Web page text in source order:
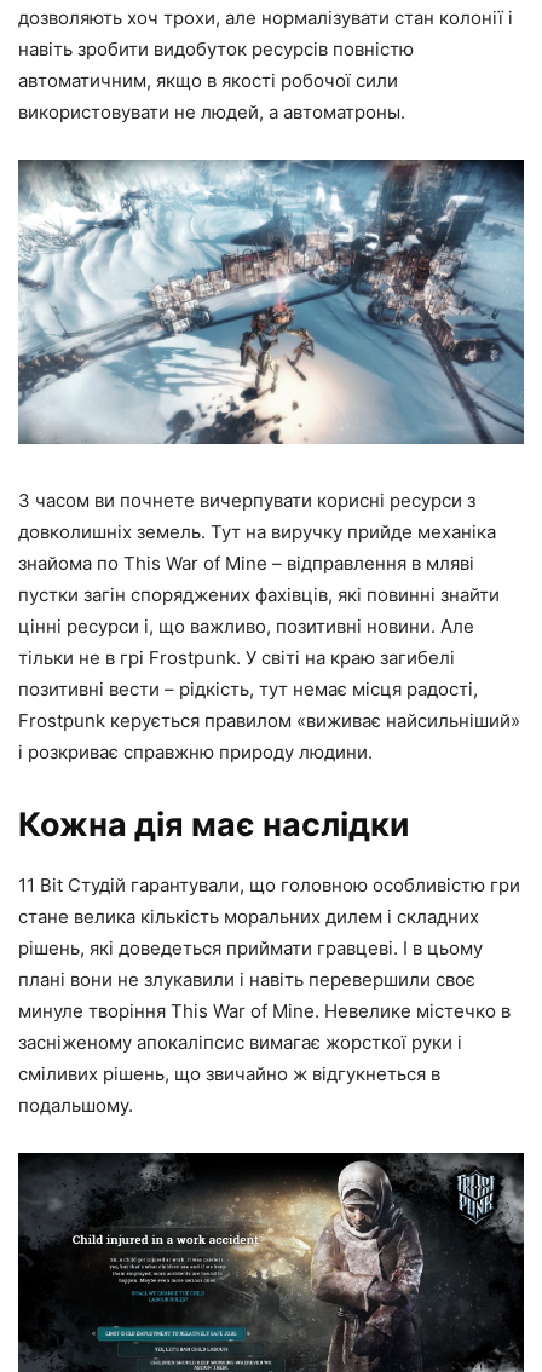
дозволяють хоч трохи, але нормалізувати стан колонії і
навіть зробити видобуток ресурсів повністю
автоматичним, якщо в якості робочої сили
використовувати не людей, а автоматроны.
З часом ви почнете вичерпувати корисні ресурси з
довколишніх земель. Тут на виручку прийде механіка
знайома по This War of Mine – відправлення в мляві
пустки загін споряджених фахівців, які повинні знайти
цінні ресурси і, що важливо, позитивні новини. Але
тільки не в грі Frostpunk. У світі на краю загибелі
позитивні вести – рідкість, тут немає місця радості,
Frostpunk керується правилом «виживає найсильніший»
і розкриває справжню природу людини.
Кожна дія має наслідки
11 Bit Студій гарантували, що головною особливістю гри
стане велика кількість моральних дилем і складних
рішень, які доведеться приймати гравцеві. І в цьому
плані вони не злукавили і навіть перевершили своє
минуле творіння This War of Mine. Невелике містечко в
засніженому апокаліпсис вимагає жорсткої руки і
сміливих рішень, що звичайно ж відгукнеться в
подальшому.